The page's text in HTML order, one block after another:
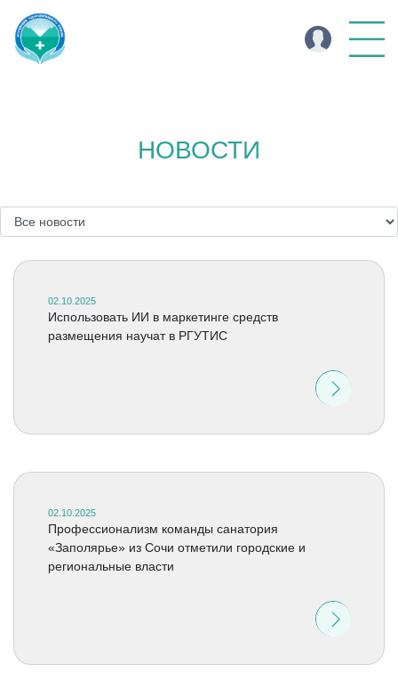
НОВОСТИ
02.10.2025
Использовать ИИ в маркетинге средств
размещения научат в РГУТИС
02.10.2025
Профессионализм команды санатория
«Заполярье» из Сочи отметили городские и
региональные власти